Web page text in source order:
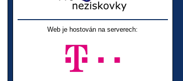
Web je hostován na serverech: